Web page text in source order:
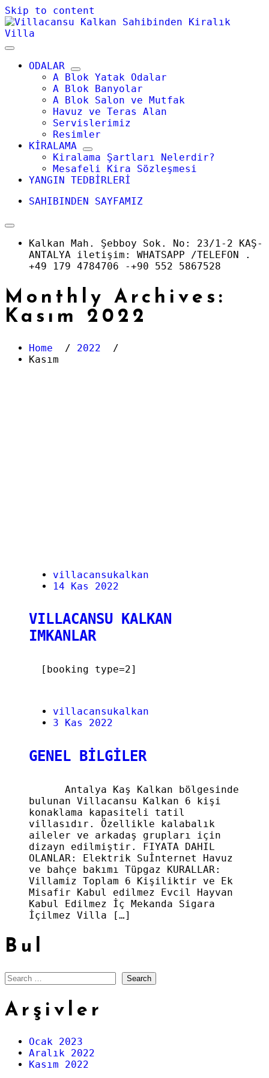
Skip to content
ODALAR
A Blok Yatak Odalar
A Blok Banyolar
A Blok Salon ve Mutfak
Havuz ve Teras Alan
Servislerimiz
Resimler
KİRALAMA
Kiralama Şartları Nelerdir?
Mesafeli Kira Sözleşmesi
YANGIN TEDBİRLERİ
SAHIBINDEN SAYFAMIZ
Kalkan Mah. Şebboy Sok. No: 23/1-2 KAŞ-
ANTALYA iletişim: WHATSAPP /TELEFON .
+49 179 4784706 -+90 552 5867528
Monthly Archives:
Kasım 2022
Home / 2022 /
Kasım
villacansukalkan
14 Kas 2022
VILLACANSU KALKAN
IMKANLAR
[booking type=2]
villacansukalkan
3 Kas 2022
GENEL BİLGİLER
Antalya Kaş Kalkan bölgesinde
bulunan Villacansu Kalkan 6 kişi
konaklama kapasiteli tatil
villasıdır. Özellikle kalabalık
aileler ve arkadaş grupları için
dizayn edilmiştir. FIYATA DAHIL
OLANLAR: Elektrik Suİnternet Havuz
ve bahçe bakımı Tüpgaz KURALLAR:
Villamiz Toplam 6 Kişiliktir ve Ek
Misafir Kabul edilmez Evcil Hayvan
Kabul Edilmez İç Mekanda Sigara
İçilmez Villa […]
Bul
Search
Arşivler
Ocak 2023
Aralık 2022
Kasım 2022